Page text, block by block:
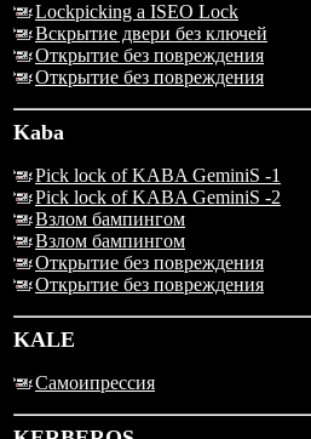
Lockpicking a ISEO Lock
Вскрытие двери без ключей
Открытие без повреждения
Открытие без повреждения
Kaba
Pick lock of KABA GeminiS -1
Pick lock of KABA GeminiS -2
Взлом бампингом
Взлом бампингом
Открытие без повреждения
Открытие без повреждения
KALE
Самоипрессия